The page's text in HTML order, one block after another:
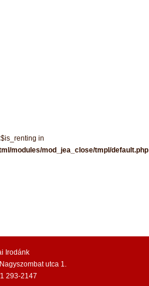
in
modules/mod_jea_close/tmpl/default.php
Irodánk
utca 1.
293-2147